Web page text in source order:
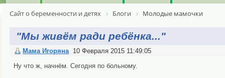
Сайт о беременности и детях Блоги Молодые мамочки
"Мы живём ради ребёнка..."
Мама Игоряна 10 Февраля 2015 11:49:05
Ну что ж, начнём. Сегодня по больному.